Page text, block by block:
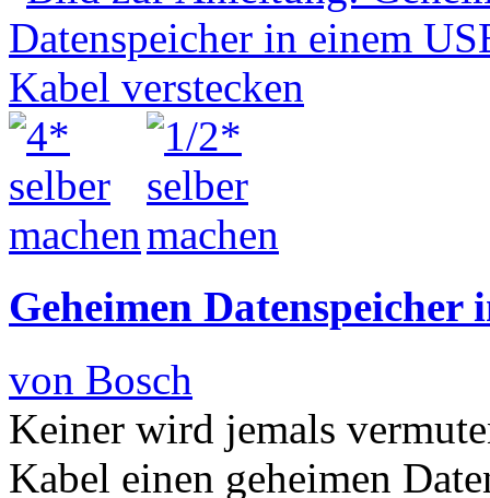
Geheimen Datenspeicher
von Bosch
Keiner wird jemals
Kabel einen geheimen